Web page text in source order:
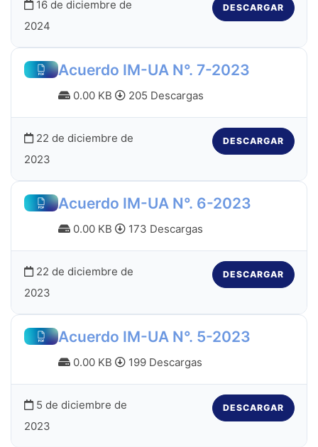
16 de diciembre de
2024
DESCARGAR
Acuerdo IM-UA N°. 7-2023
0.00 KB 205 Descargas
22 de diciembre de
2023
DESCARGAR
Acuerdo IM-UA N°. 6-2023
0.00 KB 173 Descargas
22 de diciembre de
2023
DESCARGAR
Acuerdo IM-UA N°. 5-2023
0.00 KB 199 Descargas
5 de diciembre de
2023
DESCARGAR